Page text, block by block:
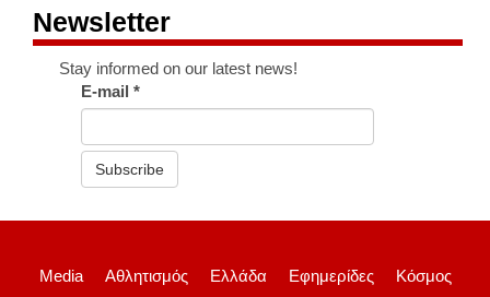
Newsletter
Stay informed on our latest news!
E-mail*
Subscribe
Media Αθλητισμός Ελλάδα Εφημερίδες Κόσμος